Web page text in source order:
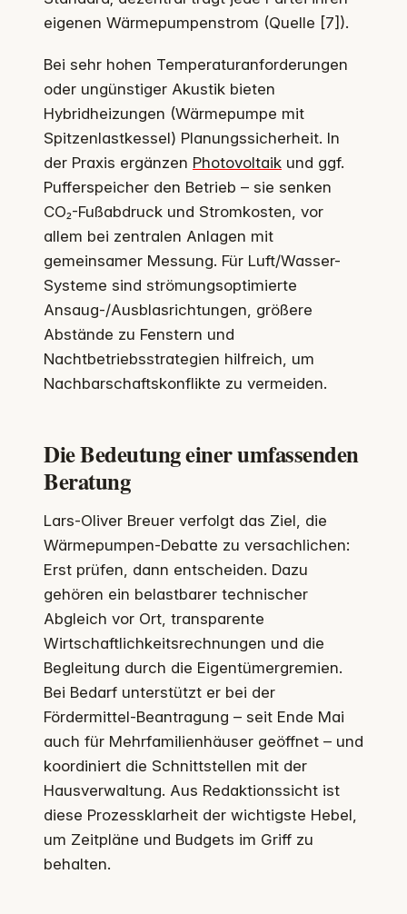
eigenen Wärmepumpenstrom (Quelle [7]).
Bei sehr hohen Temperaturanforderungen
oder ungünstiger Akustik bieten
Hybridheizungen (Wärmepumpe mit
Spitzenlastkessel) Planungssicherheit. In
der Praxis ergänzen Photovoltaik und ggf.
Pufferspeicher den Betrieb – sie senken
CO₂-Fußabdruck und Stromkosten, vor
allem bei zentralen Anlagen mit
gemeinsamer Messung. Für Luft/Wasser-
Systeme sind strömungsoptimierte
Ansaug-/Ausblasrichtungen, größere
Abstände zu Fenstern und
Nachtbetriebsstrategien hilfreich, um
Nachbarschaftskonflikte zu vermeiden.
Die Bedeutung einer umfassenden
Beratung
Lars-Oliver Breuer verfolgt das Ziel, die
Wärmepumpen-Debatte zu versachlichen:
Erst prüfen, dann entscheiden. Dazu
gehören ein belastbarer technischer
Abgleich vor Ort, transparente
Wirtschaftlichkeitsrechnungen und die
Begleitung durch die Eigentümergremien.
Bei Bedarf unterstützt er bei der
Fördermittel-Beantragung – seit Ende Mai
auch für Mehrfamilienhäuser geöffnet – und
koordiniert die Schnittstellen mit der
Hausverwaltung. Aus Redaktionssicht ist
diese Prozessklarheit der wichtigste Hebel,
um Zeitpläne und Budgets im Griff zu
behalten.